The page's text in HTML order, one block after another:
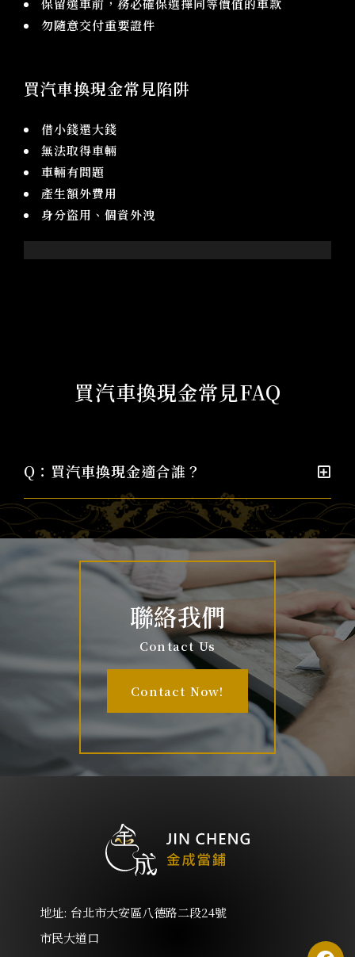
保留選車前，務必確保選擇同等價值的車款
勿隨意交付重要證件
買汽車換現金常見陷阱
借小錢還大錢
無法取得車輛
車輛有問題
產生額外費用
身分盜用、個資外洩
買汽車換現金常見FAQ
Q：買汽車換現金適合誰？
聯絡我們
Contact Us
Contact Now!
地址: 台北市大安區八德路二段24號
市民大道口